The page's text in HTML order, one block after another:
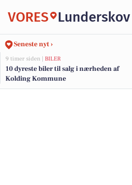
VORES Lunderskov
Seneste nyt ›
9 timer siden | BILER
10 dyreste biler til salg i nærheden af
Kolding Kommune